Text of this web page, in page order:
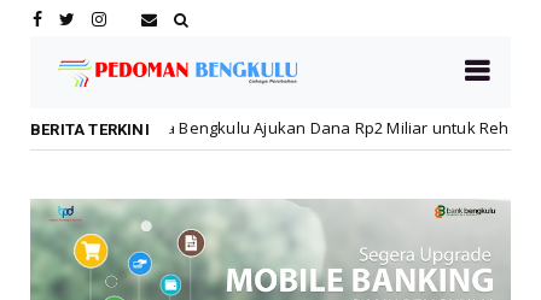
BERITA TERKINI
Ajukan Dana Rp2 Miliar untuk Rehabilitasi SMPN 19